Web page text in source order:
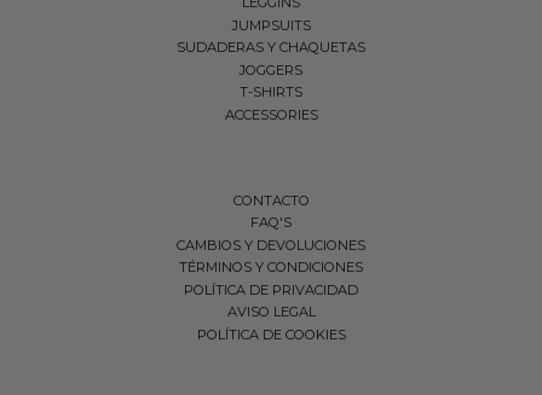
JUMPSUITS
SUDADERAS Y CHAQUETAS
JOGGERS
T-SHIRTS
ACCESSORIES
CONTACTO
FAQ'S
CAMBIOS Y DEVOLUCIONES
TÉRMINOS Y CONDICIONES
POLÍTICA DE PRIVACIDAD
AVISO LEGAL
POLÍTICA DE COOKIES